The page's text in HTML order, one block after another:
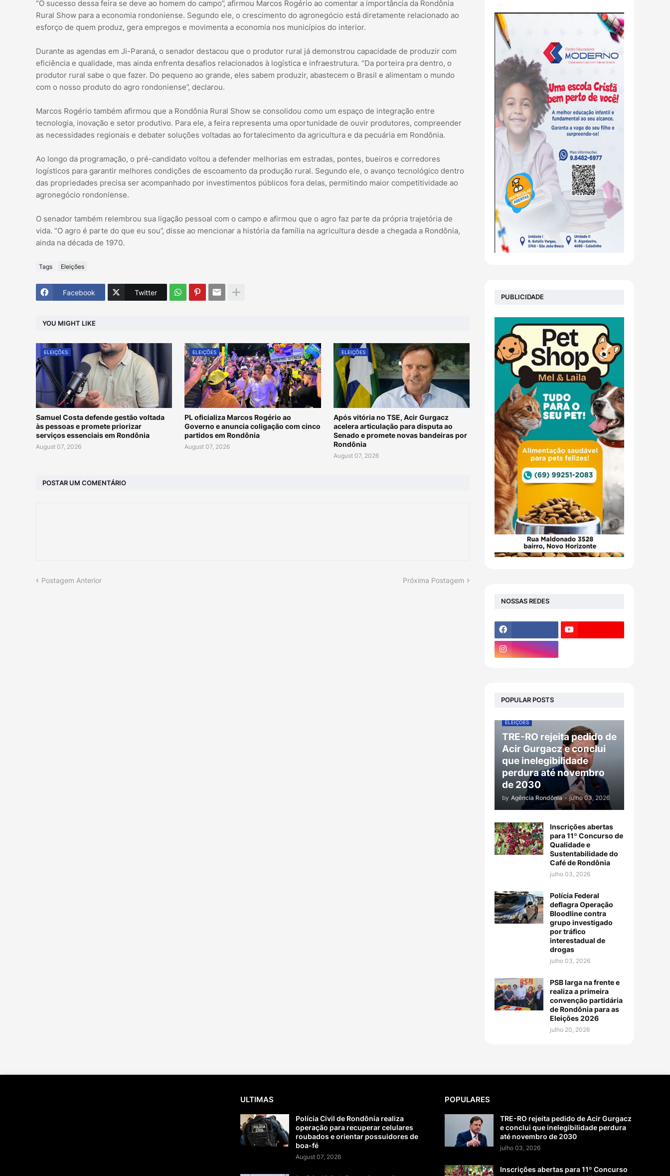
“O sucesso dessa feira se deve ao homem do campo”, afirmou Marcos Rogério ao comentar a importância da Rondônia
Rural Show para a economia rondoniense. Segundo ele, o crescimento do agronegócio está diretamente relacionado ao
esforço de quem produz, gera empregos e movimenta a economia nos municípios do interior.
Durante as agendas em Ji-Paraná, o senador destacou que o produtor rural já demonstrou capacidade de produzir com
eficiência e qualidade, mas ainda enfrenta desafios relacionados à logística e infraestrutura. “Da porteira pra dentro, o
produtor rural sabe o que fazer. Do pequeno ao grande, eles sabem produzir, abastecem o Brasil e alimentam o mundo
com o nosso produto do agro rondoniense”, declarou.
Marcos Rogério também afirmou que a Rondônia Rural Show se consolidou como um espaço de integração entre
tecnologia, inovação e setor produtivo. Para ele, a feira representa uma oportunidade de ouvir produtores, compreender
as necessidades regionais e debater soluções voltadas ao fortalecimento da agricultura e da pecuária em Rondônia.
Ao longo da programação, o pré-candidato voltou a defender melhorias em estradas, pontes, bueiros e corredores
logísticos para garantir melhores condições de escoamento da produção rural. Segundo ele, o avanço tecnológico dentro
das propriedades precisa ser acompanhado por investimentos públicos fora delas, permitindo maior competitividade ao
agronegócio rondoniense.
O senador também relembrou sua ligação pessoal com o campo e afirmou que o agro faz parte da própria trajetória de
vida. “O agro é parte do que eu sou”, disse ao mencionar a história da família na agricultura desde a chegada a Rondônia,
ainda na década de 1970.
Tags Eleições
Facebook Twitter
YOU MIGHT LIKE
ELEIÇÕES
Samuel Costa defende gestão voltada
às pessoas e promete priorizar
serviços essenciais em Rondônia
August 07, 2026
ELEIÇÕES
PL oficializa Marcos Rogério ao
Governo e anuncia coligação com cinco
partidos em Rondônia
August 07, 2026
ELEIÇÕES
Após vitória no TSE, Acir Gurgacz
acelera articulação para disputa ao
Senado e promete novas bandeiras por
Rondônia
August 07, 2026
POSTAR UM COMENTÁRIO
Postagem Anterior Próxima Postagem
PUBLICIDADE
NOSSAS REDES
POPULAR POSTS
ELEIÇÕES
TRE-RO rejeita pedido de
Acir Gurgacz e conclui
que inelegibilidade
perdura até novembro
de 2030
by Agência Rondônia - julho 03, 2026
Inscrições abertas
para 11º Concurso de
Qualidade e
Sustentabilidade do
Café de Rondônia
julho 03, 2026
Polícia Federal
deflagra Operação
Bloodline contra
grupo investigado
por tráfico
interestadual de
drogas
julho 03, 2026
PSB larga na frente e
realiza a primeira
convenção partidária
de Rondônia para as
Eleições 2026
julho 20, 2026
ULTIMAS
Polícia Civil de Rondônia realiza
operação para recuperar celulares
roubados e orientar possuidores de
boa-fé
August 07, 2026
POPULARES
TRE-RO rejeita pedido de Acir Gurgacz
e conclui que inelegibilidade perdura
até novembro de 2030
julho 03, 2026
Inscrições abertas para 11º Concurso